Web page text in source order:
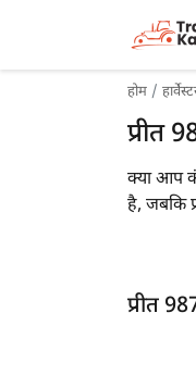
होम
प्रीत
क्या आप
है, जबकि
प्रीत
प्रीत